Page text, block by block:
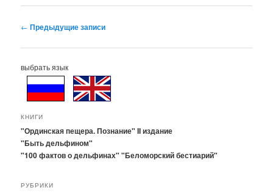
Навигация
записям
← Предыдущие записи
выбрать язык
КНИГИ
"Ординская пещера. Познание" II издание
"Быть дельфином"
"100 фактов о дельфинах" "Беломорский бестиарий"
РУБРИКИ